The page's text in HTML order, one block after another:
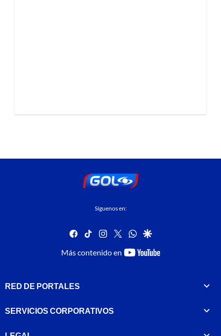
Síguenos en:
facebook
tiktok instagram
twitterwhatsapp
google
Más contenido en
youtube-
RED DE PORTALES
SERVICIOS CORPORATIVOS